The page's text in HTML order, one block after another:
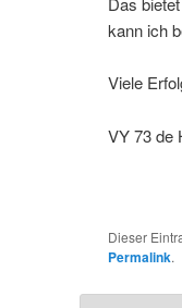
kann ich
Viele
VY 73 de
Dieser
Permalink.